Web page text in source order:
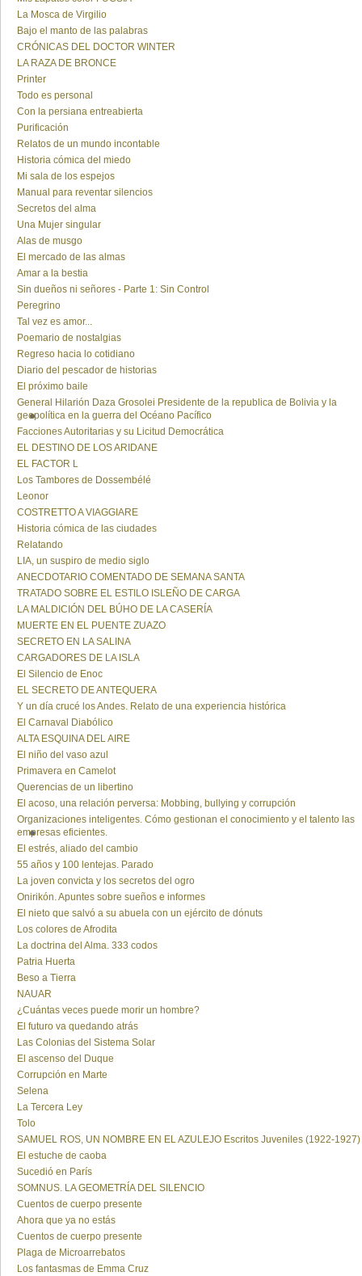
La Mosca de Virgilio
Bajo el manto de las palabras
CRÓNICAS DEL DOCTOR WINTER
LA RAZA DE BRONCE
Printer
Todo es personal
Con la persiana entreabierta
Purificación
Relatos de un mundo incontable
Historia cómica del miedo
Mi sala de los espejos
Manual para reventar silencios
Secretos del alma
Una Mujer singular
Alas de musgo
El mercado de las almas
Amar a la bestia
Sin dueños ni señores - Parte 1: Sin Control
Peregrino
Tal vez es amor...
Poemario de nostalgias
Regreso hacia lo cotidiano
Diario del pescador de historias
El próximo baile
General Hilarión Daza Grosolei Presidente de la republica de Bolivia y la
geopolítica en la guerra del Océano Pacífico
Facciones Autoritarias y su Licitud Democrática
EL DESTINO DE LOS ARIDANE
EL FACTOR L
Los Tambores de Dossembélé
Leonor
COSTRETTO A VIAGGIARE
Historia cómica de las ciudades
Relatando
LIA, un suspiro de medio siglo
ANECDOTARIO COMENTADO DE SEMANA SANTA
TRATADO SOBRE EL ESTILO ISLEÑO DE CARGA
LA MALDICIÓN DEL BÚHO DE LA CASERÍA
MUERTE EN EL PUENTE ZUAZO
SECRETO EN LA SALINA
CARGADORES DE LA ISLA
El Silencio de Enoc
EL SECRETO DE ANTEQUERA
Y un día crucé los Andes. Relato de una experiencia histórica
El Carnaval Diabólico
ALTA ESQUINA DEL AIRE
El niño del vaso azul
Primavera en Camelot
Querencias de un libertino
El acoso, una relación perversa: Mobbing, bullying y corrupción
Organizaciones inteligentes. Cómo gestionan el conocimiento y el talento las
empresas eficientes.
El estrés, aliado del cambio
55 años y 100 lentejas. Parado
La joven convicta y los secretos del ogro
Onirikón. Apuntes sobre sueños e informes
El nieto que salvó a su abuela con un ejército de dónuts
Los colores de Afrodita
La doctrina del Alma. 333 codos
Patria Huerta
Beso a Tierra
NAUAR
¿Cuántas veces puede morir un hombre?
El futuro va quedando atrás
Las Colonias del Sistema Solar
El ascenso del Duque
Corrupción en Marte
Selena
La Tercera Ley
Tolo
SAMUEL ROS, UN NOMBRE EN EL AZULEJO Escritos Juveniles (1922-1927)
El estuche de caoba
Sucedió en París
SOMNUS. LA GEOMETRÍA DEL SILENCIO
Cuentos de cuerpo presente
Ahora que ya no estás
Cuentos de cuerpo presente
Plaga de Microarrebatos
Los fantasmas de Emma Cruz